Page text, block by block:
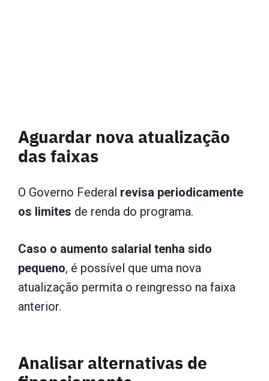
Aguardar nova atualização
das faixas
O Governo Federal revisa periodicamente
os limites de renda do programa.
Caso o aumento salarial tenha sido
pequeno, é possível que uma nova
atualização permita o reingresso na faixa
anterior.
Analisar alternativas de